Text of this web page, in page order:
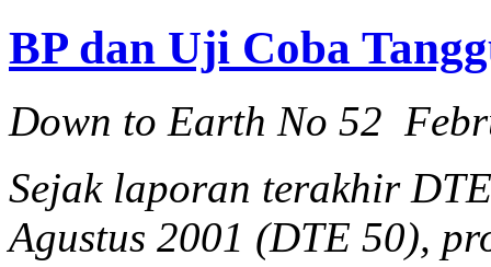
BP dan Uji Coba
Down to Earth No 52
Sejak laporan terakhir
Agustus 2001 (DTE 50),